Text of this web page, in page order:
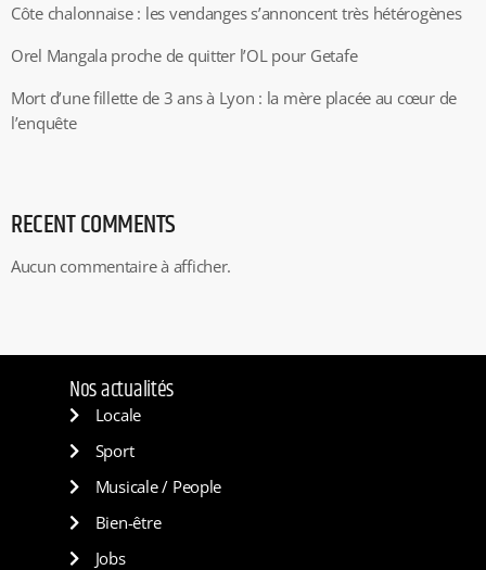
Côte chalonnaise : les vendanges s’annoncent très hétérogènes
Orel Mangala proche de quitter l’OL pour Getafe
Mort d’une fillette de 3 ans à Lyon : la mère placée au cœur de
l’enquête
RECENT COMMENTS
Aucun commentaire à afficher.
Nos actualités
Locale
Sport
Musicale / People
Bien-être
Jobs